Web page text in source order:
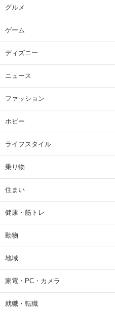
グルメ
ゲーム
ディズニー
ニュース
ファッション
ホビー
ライフスタイル
乗り物
住まい
健康・筋トレ
動物
地域
家電・PC・カメラ
就職・転職